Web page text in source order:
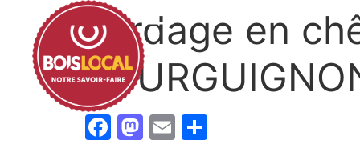
Bardage en
Facebook
Mastodon
Email